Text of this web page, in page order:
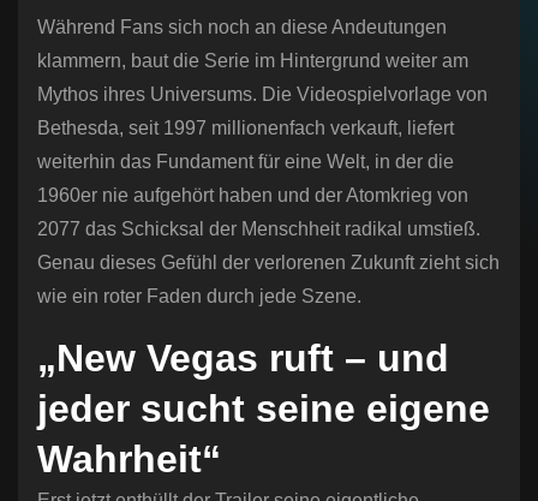
Während Fans sich noch an diese Andeutungen
klammern, baut die Serie im Hintergrund weiter am
Mythos ihres Universums. Die Videospielvorlage von
Bethesda, seit 1997 millionenfach verkauft, liefert
weiterhin das Fundament für eine Welt, in der die
1960er nie aufgehört haben und der Atomkrieg von
2077 das Schicksal der Menschheit radikal umstieß.
Genau dieses Gefühl der verlorenen Zukunft zieht sich
wie ein roter Faden durch jede Szene.
„New Vegas ruft – und
jeder sucht seine eigene
Wahrheit“